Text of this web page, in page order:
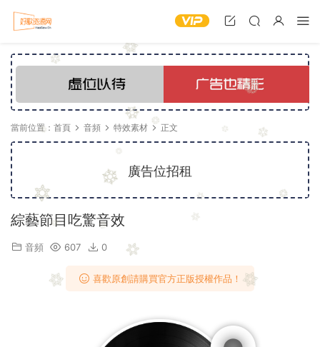
當前位置： 首頁 音頻 特效素材 正文
廣告位招租
綜藝節目吃驚音效
音頻 607 0
喜歡原創請購買官方正版授權作品！